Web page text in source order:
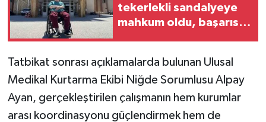
tekerlekli sandalyeye
mahkum oldu, başarısı
Tatbikat sonrası açıklamalarda bulunan Ulusal
Medikal Kurtarma Ekibi Niğde Sorumlusu Alpay
Ayan, gerçekleştirilen çalışmanın hem kurumlar
arası koordinasyonu güçlendirmek hem de